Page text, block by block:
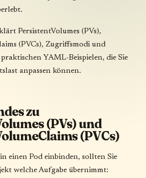
PersistentVolumes (PVs),
(PVCs), Zugriffsmodi und
YAML-Beispielen, die Sie
anpassen können.
zu
(PVs) und
(PVCs)
einen Pod einbinden, sollten Sie
welche Aufgabe übernimmt: